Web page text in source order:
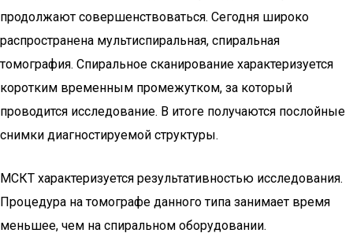
продолжают совершенствоваться. Сегодня широко
распространена мультиспиральная, спиральная
томография. Спиральное сканирование характеризуется
коротким временным промежутком, за который
проводится исследование. В итоге получаются послойные
снимки диагностируемой структуры.
МСКТ характеризуется результативностью исследования.
Процедура на томографе данного типа занимает время
меньшее, чем на спиральном оборудовании.